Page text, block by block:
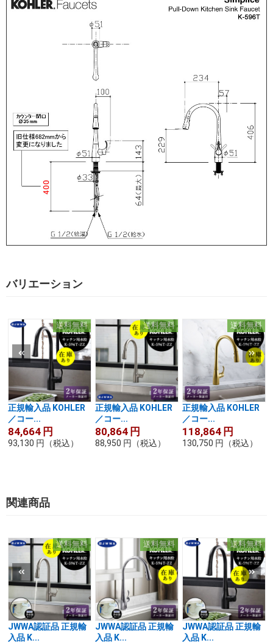
バリエーション
送料無料
正規輸入品 KOHLER
／コー...
84,664 円
93,130 円 （税込）
送料無料
正規輸入品 KOHLER
／コー...
80,864 円
88,950 円 （税込）
送料無料
正規輸入品 KOHLER
／コー...
118,864 円
130,750 円 （税込）
関連商品
送料無料
JWWA認証品 正規輸
入品 K...
送料無料
JWWA認証品 正規輸
入品 K...
送料無料
JWWA認証品 正規輸
入品 K...